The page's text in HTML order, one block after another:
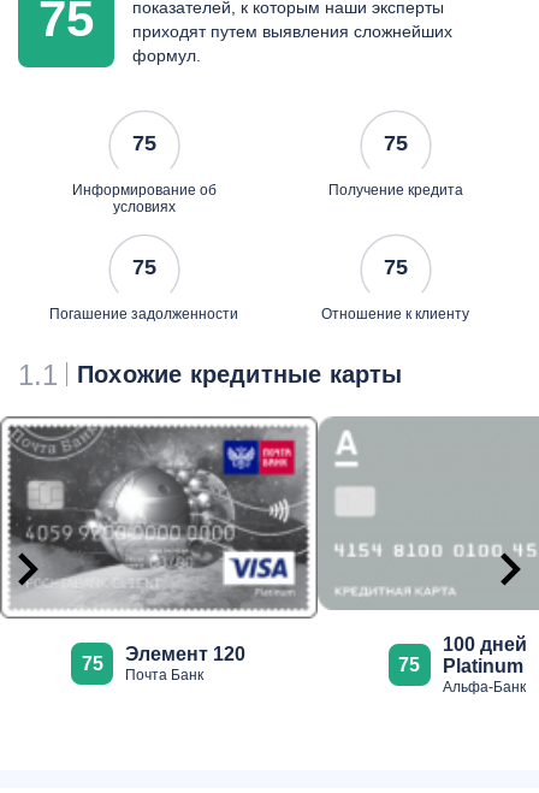
75
показателей, к которым наши эксперты
приходят путем выявления сложнейших
формул.
75
Информирование об
условиях
75
Получение кредита
75
Погашение задолженности
75
Отношение к клиенту
1.1 Похожие кредитные карты
75 Элемент 120
Почта Банк 75
100 дней
Platinum
Альфа-Банк